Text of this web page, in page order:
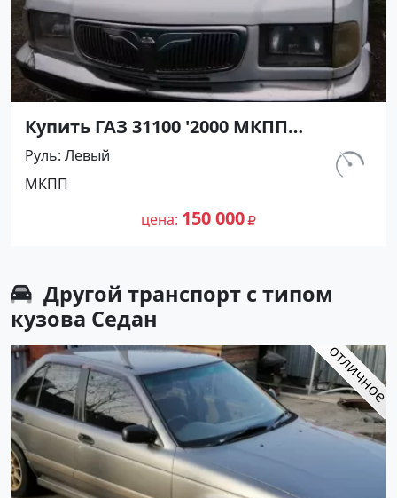
Купить ГАЗ 31100 '2000 МКПП
(2300/145 л.с.) Бензин карбюратор
Полтавская цвет Белый Седан по
цене 150000 рублей, объявление
№20527 на сайте Авторынок23
км.
Руль Левый
МКПП
цена 150 000
Другой транспорт с типом
кузова Седан